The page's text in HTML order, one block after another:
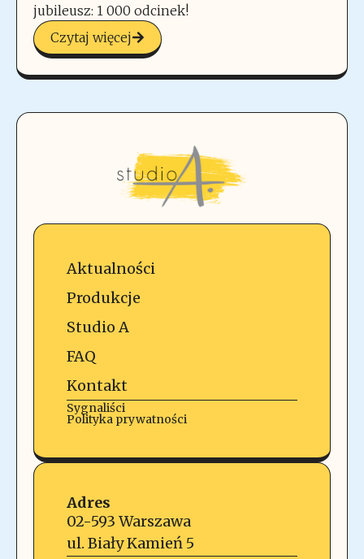
jubileusz: 1 000 odcinek!
Czytaj więcej
Aktualności
Produkcje
Studio A
FAQ
Kontakt
Sygnaliści
Polityka prywatności
Adres
02-593 Warszawa
ul. Biały Kamień 5